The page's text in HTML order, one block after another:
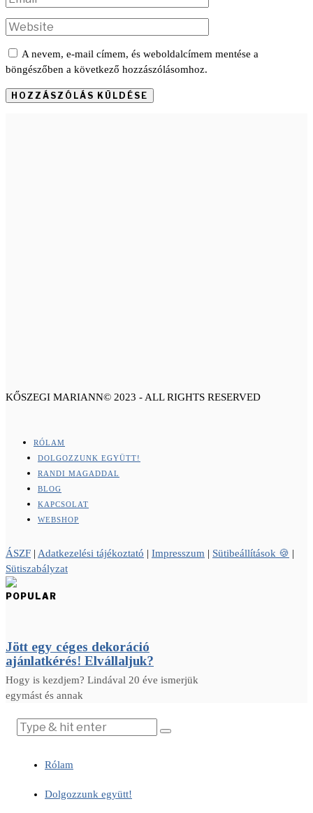
A nevem, e-mail címem, és weboldalcímem mentése a
böngészőben a következő hozzászólásomhoz.
KŐSZEGI MARIANN© 2023 - ALL RIGHTS RESERVED
RÓLAM
DOLGOZZUNK EGYÜTT!
RANDI MAGADDAL
BLOG
KAPCSOLAT
WEBSHOP
ÁSZF | Adatkezelési tájékoztató | Impresszum | Sütibeállítások 🍪 |
Sütiszabályzat
POPULAR
Jött egy céges dekoráció
ajánlatkérés! Elvállaljuk?
Hogy is kezdjem? Lindával 20 éve ismerjük
egymást és annak
Rólam
Dolgozzunk együtt!